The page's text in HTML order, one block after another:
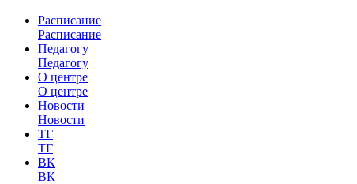
Расписание
Расписание
Педагогу
Педагогу
О центре
О центре
Новости
Новости
ТГ
ТГ
ВК
ВК